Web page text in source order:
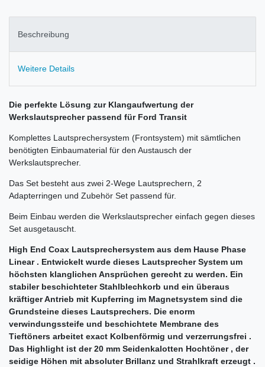
Beschreibung
Weitere Details
Die perfekte Lösung zur Klangaufwertung der
Werkslautsprecher passend für Ford Transit
Komplettes Lautsprechersystem (Frontsystem) mit sämtlichen
benötigten Einbaumaterial für den Austausch der
Werkslautsprecher.
Das Set besteht aus zwei 2-Wege Lautsprechern, 2
Adapterringen und Zubehör Set passend für.
Beim Einbau werden die Werkslautsprecher einfach gegen dieses
Set ausgetauscht.
High End Coax Lautsprechersystem aus dem Hause Phase
Linear . Entwickelt wurde dieses Lautsprecher System um
höchsten klanglichen Ansprüchen gerecht zu werden. Ein
stabiler beschichteter Stahlblechkorb und ein überaus
kräftiger Antrieb mit Kupferring im Magnetsystem sind die
Grundsteine dieses Lautsprechers. Die enorm
verwindungssteife und beschichtete Membrane des
Tieftöners arbeitet exact Kolbenförmig und verzerrungsfrei .
Das Highlight ist der 20 mm Seidenkalotten Hochtöner , der
seidige Höhen mit absoluter Brillanz und Strahlkraft erzeugt .